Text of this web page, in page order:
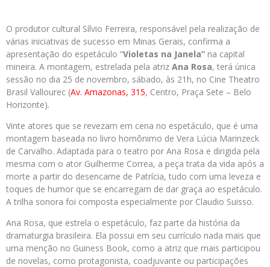
O produtor cultural Sílvio Ferreira, responsável pela realização de
várias iniciativas de sucesso em Minas Gerais, confirma a
apresentação do espetáculo “Violetas na Janela” na capital
mineira. A montagem, estrelada pela atriz Ana Rosa, terá única
sessão no dia 25 de novembro, sábado, às 21h, no Cine Theatro
Brasil Vallourec (Av. Amazonas, 315, Centro, Praça Sete – Belo
Horizonte).
Vinte atores que se revezam em cena no espetáculo, que é uma
montagem baseada no livro homônimo de Vera Lúcia Marinzeck
de Carvalho. Adaptada para o teatro por Ana Rosa e dirigida pela
mesma com o ator Guilherme Correa, a peça trata da vida após a
morte a partir do desencarne de Patrícia, tudo com uma leveza e
toques de humor que se encarregam de dar graça ao espetáculo.
A trilha sonora foi composta especialmente por Claudio Suisso.
Ana Rosa, que estrela o espetáculo, faz parte da história da
dramaturgia brasileira. Ela possui em seu currículo nada mais que
uma menção no Guiness Book, como a atriz que mais participou
de novelas, como protagonista, coadjuvante ou participações